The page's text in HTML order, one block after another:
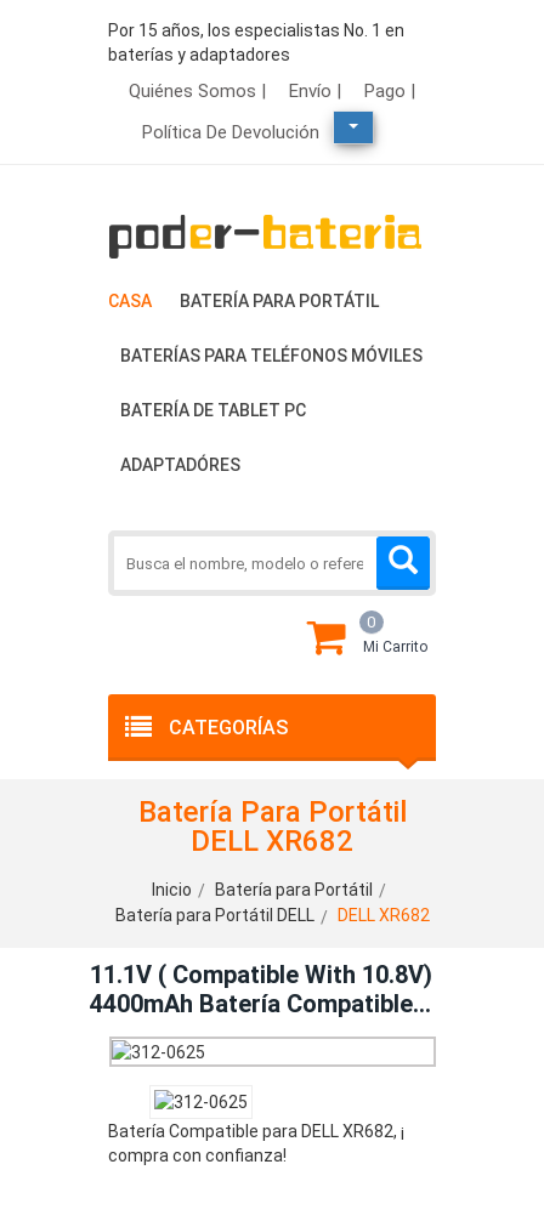
Por 15 años, los especialistas No. 1 en
baterías y adaptadores
Quiénes Somos | Envío |
Pago |
Política De Devolución
CASA BATERÍA PARA PORTÁTIL
BATERÍAS PARA TELÉFONOS MÓVILES
BATERÍA DE TABLET PC
ADAPTADÓRES
CATEGORÍAS
0
Mi Carrito
Batería Para Portátil
DELL XR682
Inicio
Batería para Portátil
Batería para Portátil DELL
DELL XR682
11.1V ( Compatible With 10.8V)
4400mAh Batería Compatible
Con DELL XR682
Batería Compatible para DELL XR682, ¡
compra con confianza!